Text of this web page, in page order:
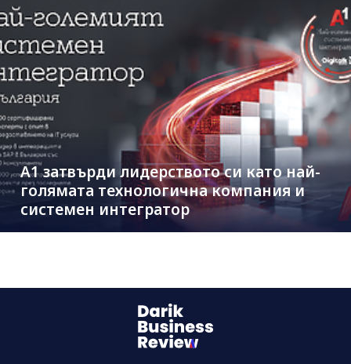
А1 затвърди лидерството си като най-
голямата технологична компания и
системен интегратор